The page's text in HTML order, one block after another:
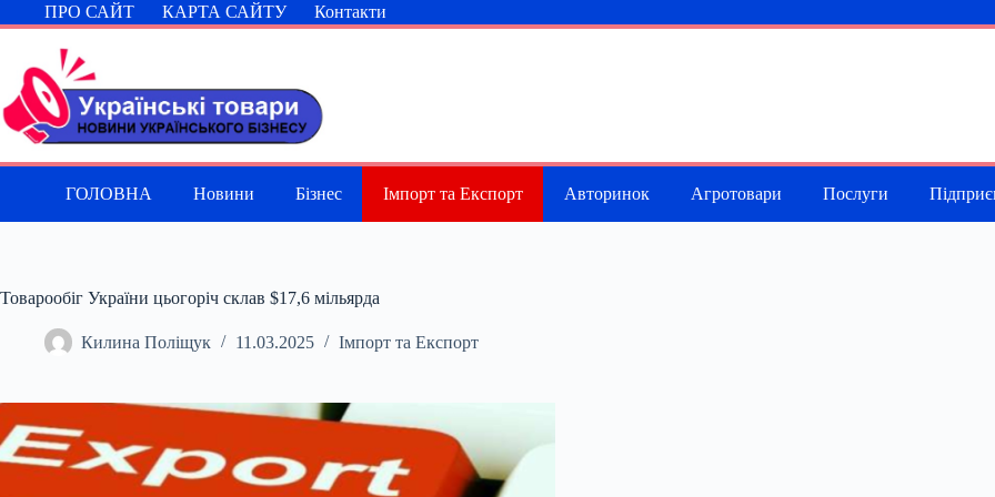
Перейти
до
ПРО САЙТ КАРТА САЙТУ Контакти
ГОЛОВНА Новини Бізнес Імпорт та Експорт Авторинок Агротовари Послуги
Товарообіг України цьогоріч склав $17,6 мільярда
Килина Поліщук 11.03.2025 Імпорт та Експорт